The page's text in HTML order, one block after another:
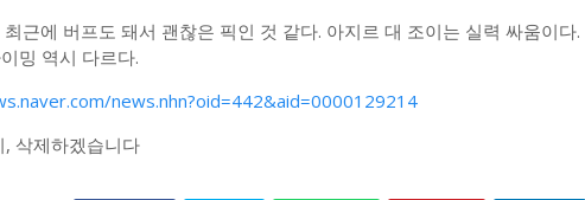
근에 버프도 돼서 괜찮은 픽인 것 같다. 아지르 대 조이는 실력 싸움이다.
밍 역시 다르다.
news.nhn?oid=442&aid=0000129214
삭제하겠습니다